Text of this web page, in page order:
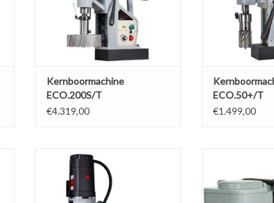
TOEVOEGEN AAN WINKELWAGEN
Kernboormachine
ECO.200S/T
€4.319,00
ECO.50+/T
€1.499,00
Magneet kernboormachine,
kernboren max. dia 60 millimeter,
voedingsbron spanning 220 - 240
Volt, draairichting rechtsom.
toerental
efficiënt draad